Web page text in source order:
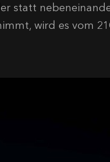
statt
wird es vom